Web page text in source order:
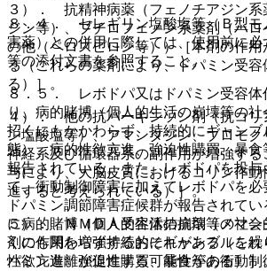
３）． 抗精神病薬（フェノチアジン系
ジン等）、ブチロフェノン系薬剤（ハ
の他（ペロスピロン等））［本剤の作
る（これらの薬剤により、ドパミン受
る）］。
４）． 他の抗パーキンソン剤（抗コリ
ン塩酸塩等）、アマンタジン、ブロモ
神経系及び循環器系の副作用が増強す
与により、大脳皮質におけるコリン作
進すると考えられている）］。
５）． ＮＭＤＡ受容体拮抗剤（メマン
剤の作用を増強するおそれがある（こ
パミン遊離が促進する可能性がある）］
８．４． セレギリン塩酸塩等（Ｂ型モ
害薬）との併用に際しては、使用前に
等の添付文書を参照すること。
８．５． レボドパ又はドパミン受容体
り、病的賭博（個人的生活の崩壊等の
招くにもかかわらず、持続的にギャンブ
態）、病的性欲亢進、強迫性購買、暴
報告されている。また、レボドパを投
て、衝動制御障害に加えてレボドパを必
ドパミン調節障害症候群が報告されて
に病的賭博（個人的生活の崩壊等の社
くにも関わらず持続的にギャンブルを
性欲亢進、強迫性購買、暴食等の衝動制